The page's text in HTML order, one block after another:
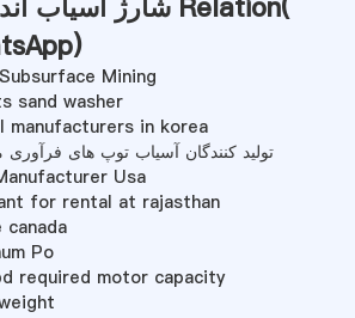
)
Mining
sand washer
manufacturers in korea
تولید کنندگان آسیاب توپ های فرآوری
Usa
for rental at rajasthan
canada
Po
required motor capacity